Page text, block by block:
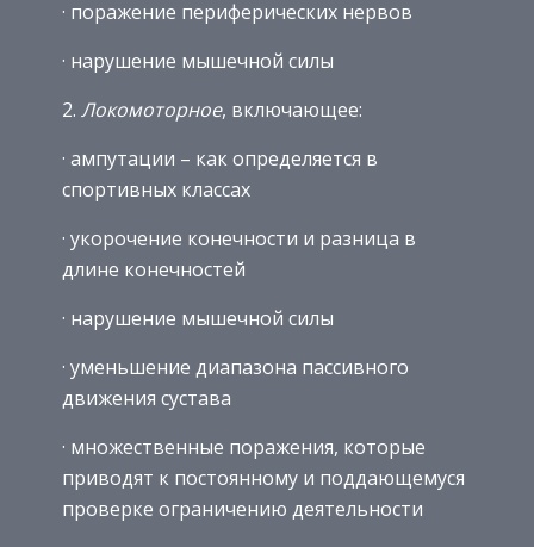
· поражение периферических нервов
· нарушение мышечной силы
2. Локомоторное, включающее:
· ампутации – как определяется в
спортивных классах
· укорочение конечности и разница в
длине конечностей
· нарушение мышечной силы
· уменьшение диапазона пассивного
движения сустава
· множественные поражения, которые
приводят к постоянному и поддающемуся
проверке ограничению деятельности